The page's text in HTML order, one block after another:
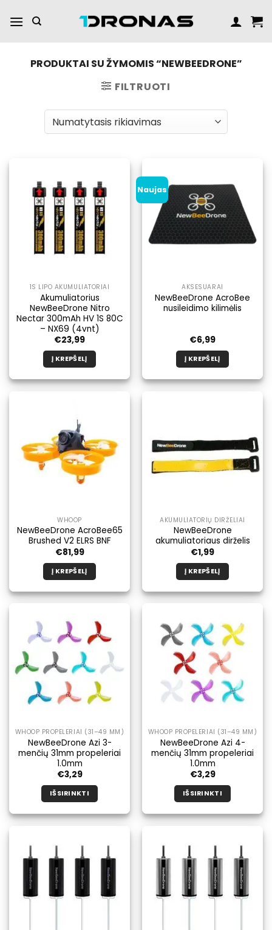
turinį
PRODUKTAI SU ŽYMOMIS “NEWBEEDRONE”
FILTRUOTI
1S LIPO AKUMULIATORIAI
Akumuliatorius
NewBeeDrone Nitro
Nectar 300mAh HV 1S 80C
– NX69 (4vnt)
€23,99
Į KREPŠELĮ
Naujas
AKSESUARAI
NewBeeDrone AcroBee
nusileidimo kilimėlis
€6,99
Į KREPŠELĮ
WHOOP
NewBeeDrone AcroBee65
Brushed V2 ELRS BNF
€81,99
Į KREPŠELĮ
AKUMULIATORIŲ DIRŽELIAI
NewBeeDrone
akumuliatoriaus dirželis
€1,99
Į KREPŠELĮ
WHOOP PROPELERIAI (31–49 MM)
NewBeeDrone Azi 3-
menčių 31mm propeleriai
1.0mm
€3,29
IŠSIRINKTI
produktas
kelis
variantus.
Galimybe
galite
pasirinkti
WHOOP PROPELERIAI (31–49 MM)
NewBeeDrone Azi 4-
menčių 31mm propeleriai
1.0mm
€3,29
IŠSIRINKTI
produktas
kelis
variantus.
Galimybe
galite
pasirinkti